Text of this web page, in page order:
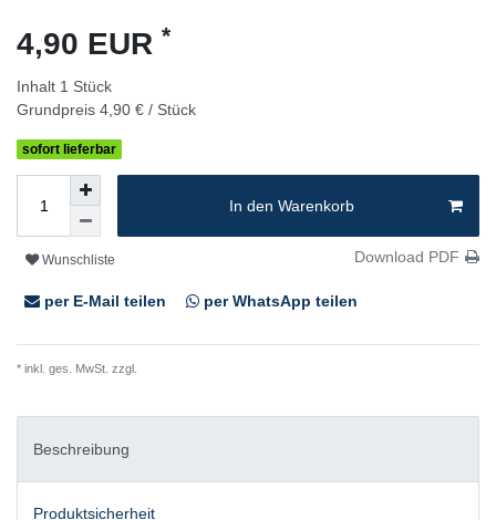
4,90 EUR *
Inhalt 1 Stück
Grundpreis 4,90 € / Stück
sofort lieferbar
In den Warenkorb
Wunschliste Download PDF
per E-Mail teilen per WhatsApp teilen
* inkl. ges. MwSt. zzgl.
Beschreibung
Produktsicherheit